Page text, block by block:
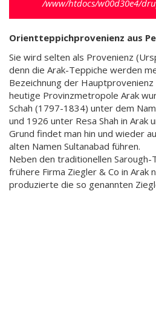
/www/htdocs/w00d30e4/
Orientteppichprovenienz aus
Sie wird selten als Provenienz
denn die Arak-Teppiche werden
Bezeichnung der
heutige Provinzmetropole Arak
Schah (1797-1834) unter dem
und 1926 unter Resa Shah in Arak
Grund findet man hin und wieder
alten Namen Sultanabad führen.
Neben den traditionellen
frühere Firma Ziegler & Co in Arak
produzierte die so genannten